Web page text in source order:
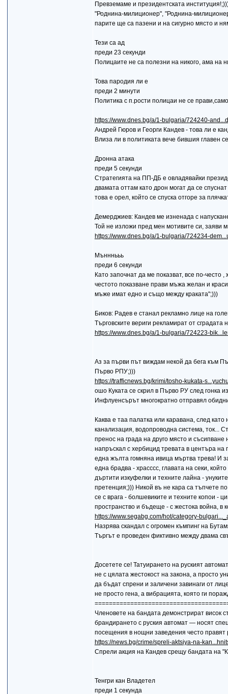
Превземаме и президентската
"Роднина-милиционер", "Роднина-
парите ще са пазени и на сигурно място и
Тези са ад
преди 23 секунди
Полицаите не са полезни на никого, ама на
Това пародия ли е
преди 2 минути
Политика с п.рости полицаи не се
https://www.dnes.bg/a/1-bulgaria/724240-
Андрей Гюров и Георги Кандев - това ли е
Влиза ли в политиката вече бившия главен
Дронна атака
преди 5 секунди
Стратегията на ПП-ДБ е овладявайки
двамата оттам като дрон могат да се
това е орел, който се спуска отгоре за
Демерджиев: Кандев ме изненада с
Той не изложи пред мен мотивите си, заяви
https://www.dnes.bg/a/1-bulgaria/724234-
Мънннььь
преди 6 секунди
Като започнат да ме показват, все по-
честото показване прави мъжа желан и
мъже имат едно и също между краката";)))
Биков: Радев е станал рекламно лице на
Търговските вериги рекламират от сградата
https://www.dnes.bg/a/1-bulgaria/724223-
Аз за първи път виждам некой да бега към
Първо РПУ;)))
https://trafficnews.bg/krimi/tosho-kukata-
ошо Куката се скрил в Първо РУ след гонка
Инфлуенсърът многократно отправял
Каква е таа палатка или каравана, след
канализация, водопроводна система, ток...
пренос на града на друго място и
напръскал с хербицид тревата в центъра
една жълта гомняна ивица мъртва трева! И
една брадва - храсссс, главата на секи,
дъртити изкуфелки и техните лайна -
претенция;))) Никой въ не кара са тъпчете
се с врага - болшевиките и техните копои -
пространство и бъдеще - с жестока война, в
https://www.segabg.com/hot/category-
Назрява скандал с огромен къмпинг на
Търгът е проведен фиктивно между двама
Досетете се! Татуирането на руският
не с цялата жестокост на закона, а просто
да бъдат спрени и заличени завинаги от
не просто гена, а вибрацията, която ги
Членовете на бандата демонстрират висок
брандирането с руския автомат — носят
посещения в нощни заведения често
https://news.bg/crime/spreli-aktsiya-na-
Спрели акция на Кандев срещу бандата на
Тенгри кан Владетел
преди 1 секунда